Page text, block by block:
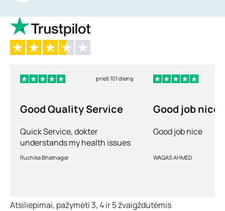
prieš 101 dieną
Good Quality Service
Quick Service, dokter
understands my health issues
and good diagnosis
Ruchika Bhatnagar
Good job nice
Good job nice
WAQAS AHMED
Atsiliepimai, pažymėti 3, 4 ir 5 žvaigždutėmis